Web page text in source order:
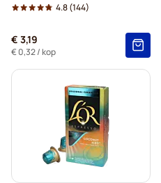
4.8(144)
€ 3,19
€ 0,32/ kop